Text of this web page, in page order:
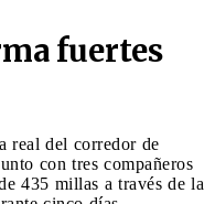
fuertes
real del corredor de
con tres compañeros
435 millas a través de la